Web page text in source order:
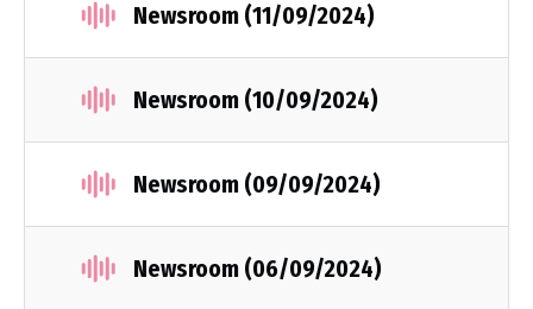
Newsroom (11/09/2024)
Newsroom (10/09/2024)
Newsroom (09/09/2024)
Newsroom (06/09/2024)